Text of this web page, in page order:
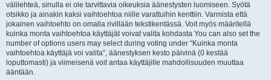
välilehteä, sinulla ei ole tarvittavia oikeuksia äänestysten luomiseen. Syötä
otsikko ja ainakin kaksi vaihtoehtoa niille varattuihin kenttiin. Varmista että
jokainen vaihtoehto on omalla rivillään tekstikentässä. Voit myös määritellä
kuinka monta vaihtoehtoa käyttäjät voivat valita kohdasta You can also set the
number of options users may select during voting under “Kuinka monta
vaihtoehtoa käyttäjä voi valita”, äänestyksen kesto päivinä (0 kestää
loputtomasti) ja viimeisenä voit antaa käyttäjille mahdollisuuden muuttaa
ääntään.